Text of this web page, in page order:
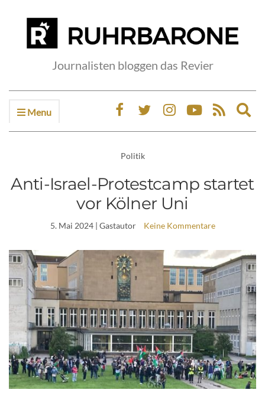
Journalisten bloggen das Revier
Menu
Politik
Anti-Israel-Protestcamp startet
vor Kölner Uni
5. Mai 2024| Gastautor Keine Kommentare